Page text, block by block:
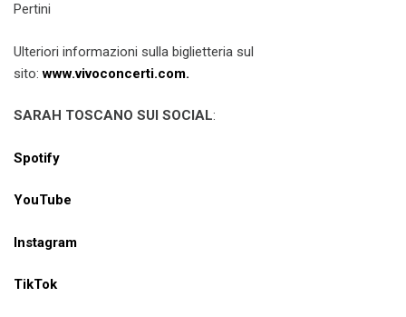
Pertini
Ulteriori informazioni sulla biglietteria sul
sito: www.vivoconcerti.com.
SARAH TOSCANO SUI SOCIAL:
Spotify
YouTube
Instagram
TikTok